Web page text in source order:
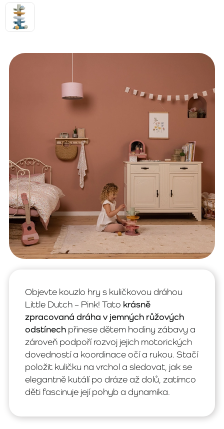
Objevte kouzlo hry s kuličkovou dráhou
Little Dutch – Pink! Tato krásně
zpracovaná dráha v jemných růžových
odstínech přinese dětem hodiny zábavy a
zároveň podpoří rozvoj jejich motorických
dovedností a koordinace očí a rukou. Stačí
položit kuličku na vrchol a sledovat, jak se
elegantně kutálí po dráze až dolů, zatímco
děti fascinuje její pohyb a dynamika.